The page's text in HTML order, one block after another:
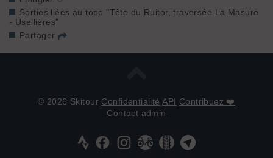
Sorties liées au topo "Tête du Ruitor, traversée La Masure
- Usellières"
Partager
© 2026 Skitour Confidentialité API Contribuez ❤️
Contact admin